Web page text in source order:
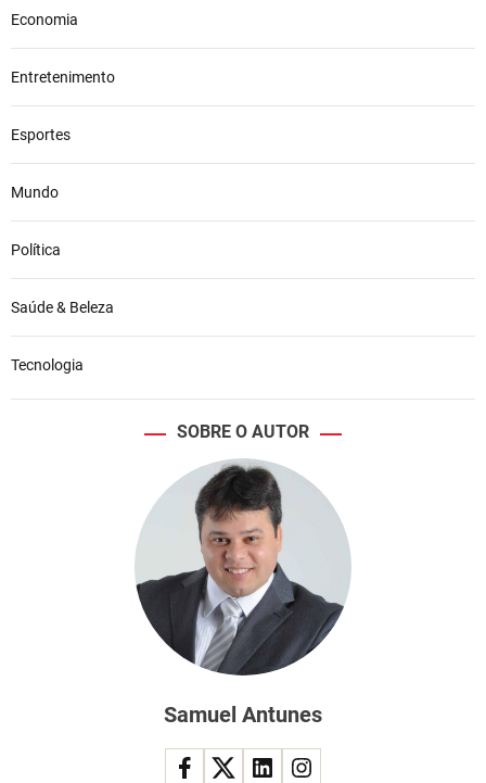
Economia
Entretenimento
Esportes
Mundo
Política
Saúde & Beleza
Tecnologia
SOBRE O AUTOR
Samuel Antunes